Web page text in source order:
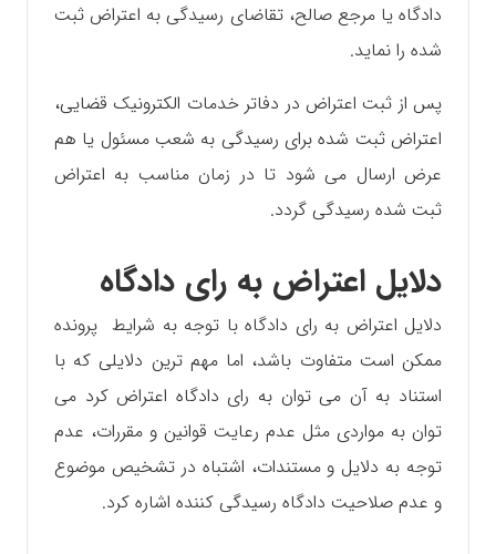
دادگاه یا مرجع صالح، تقاضای رسیدگی به اعتراض ثبت
شده را نماید.
پس از ثبت اعتراض در دفاتر خدمات الکترونیک قضایی،
اعتراض ثبت شده برای رسیدگی به شعب مسئول یا هم
عرض ارسال می شود تا در زمان مناسب به اعتراض
ثبت شده رسیدگی گردد.
دلایل اعتراض به رای دادگاه
دلایل اعتراض به رای دادگاه با توجه به شرایط پرونده
ممکن است متفاوت باشد، اما مهم ترین دلایلی که با
استناد به آن می توان به رای دادگاه اعتراض کرد می
توان به مواردی مثل عدم رعایت قوانین و مقررات، عدم
توجه به دلایل و مستندات، اشتباه در تشخیص موضوع
و عدم صلاحیت دادگاه رسیدگی کننده اشاره کرد.